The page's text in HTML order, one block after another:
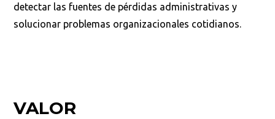
detectar las fuentes de pérdidas administrativas y
solucionar problemas organizacionales cotidianos.
VALOR